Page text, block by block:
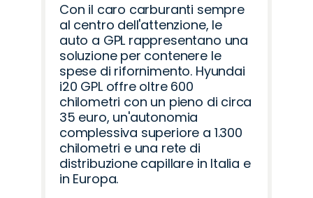
Con il caro carburanti sempre
al centro dell'attenzione, le
auto a GPL rappresentano una
soluzione per contenere le
spese di rifornimento. Hyundai
i20 GPL offre oltre 600
chilometri con un pieno di circa
35 euro, un'autonomia
complessiva superiore a 1.300
chilometri e una rete di
distribuzione capillare in Italia e
in Europa.